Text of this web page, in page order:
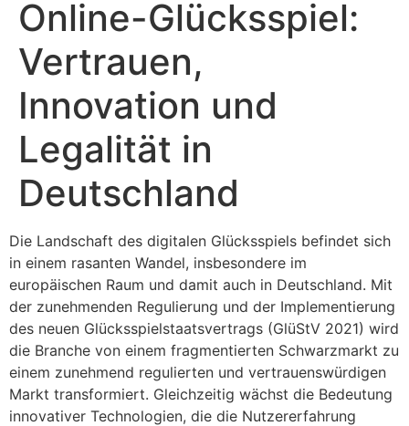
Online-Glücksspiel:
Vertrauen,
Innovation und
Legalität in
Deutschland
Die Landschaft des digitalen Glücksspiels befindet sich
in einem rasanten Wandel, insbesondere im
europäischen Raum und damit auch in Deutschland. Mit
der zunehmenden Regulierung und der Implementierung
des neuen Glücksspielstaatsvertrags (GlüStV 2021) wird
die Branche von einem fragmentierten Schwarzmarkt zu
einem zunehmend regulierten und vertrauenswürdigen
Markt transformiert. Gleichzeitig wächst die Bedeutung
innovativer Technologien, die die Nutzererfahrung